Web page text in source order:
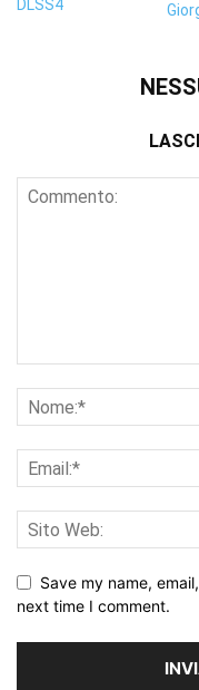
Save my name,
next time I comment.